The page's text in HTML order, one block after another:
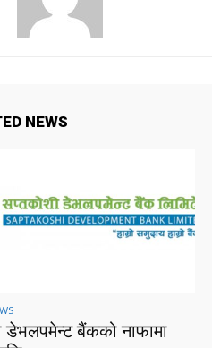
NEWS
डेभलपमेन्ट बैंकको नाफामा